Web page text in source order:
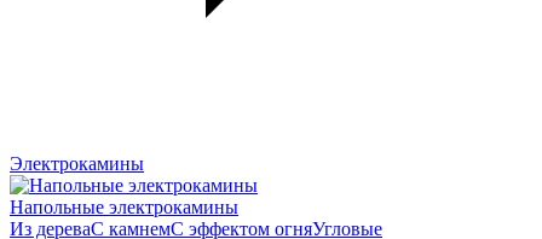
Электрокамины
Напольные электрокамины
Из дереваС камнемС эффектом огняУгловые